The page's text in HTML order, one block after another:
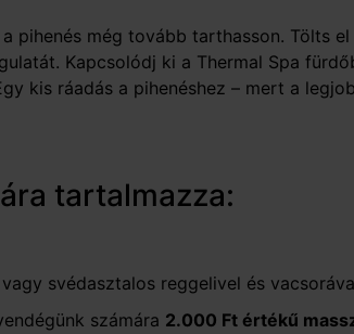
pihenés még tovább tarthasson. Tölts
Kapcsolódj ki a Thermal Spa
kis ráadás a pihenéshez – mert a
tartalmazza:
vagy svédasztalos reggelivel és
számára 2.000 Ft értékű